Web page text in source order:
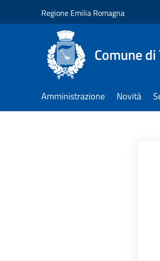
Regione Emilia Romagna
Comune
Amministrazione Novità